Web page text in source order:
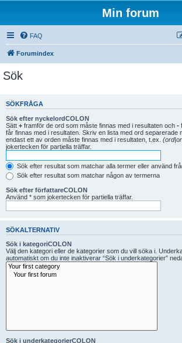
Min forum
FAQ
Forumindex
Sök
SÖKFRÅGA
Sök efter nyckelordCOLON
Sätt + framför de ord som måste finnas med i resultaten och -
får finnas med i resultaten. Skriv en lista med ord separerade
endast ett av orden måste finnas med i resultaten, t.ex.
jokertecken för partiella träffar.
Sök efter resultat som matchar alla termer eller använd
Sök efter resultat som matchar någon av termerna
Sök efter författareCOLON
Använd * som jokertecken för partiella träffar.
SÖKALTERNATIV
Sök i kategoriCOLON
Välj den kategori eller de kategorier som du vill söka i.
automatiskt om du inte inaktiverar “Sök i underkategorier”
Sök i underkategorierCOLON